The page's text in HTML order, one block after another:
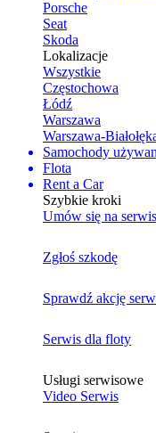
Porsche
Seat
Skoda
Lokalizacje
Wszystkie
Częstochowa
Łódź
Warszawa
Warszawa-
Samochody
Flota
Rent a Car
Szybkie kroki
Umów się na serwis
Zgłoś szkodę
Sprawdź akcję
Serwis dla floty
Usługi serwisowe
Video Serwis